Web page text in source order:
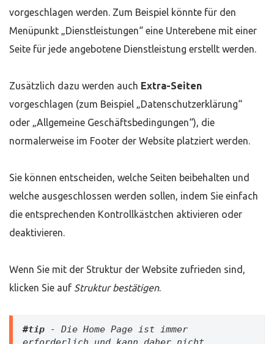
vorgeschlagen werden. Zum Beispiel könnte für den
Menüpunkt „Dienstleistungen“ eine Unterebene mit einer
Seite für jede angebotene Dienstleistung erstellt werden.
Zusätzlich dazu werden auch Extra-Seiten
vorgeschlagen (zum Beispiel „Datenschutzerklärung“
oder „Allgemeine Geschäftsbedingungen“), die
normalerweise im Footer der Website platziert werden.
Sie können entscheiden, welche Seiten beibehalten und
welche ausgeschlossen werden sollen, indem Sie einfach
die entsprechenden Kontrollkästchen aktivieren oder
deaktivieren.
Wenn Sie mit der Struktur der Website zufrieden sind,
klicken Sie auf Struktur bestätigen.
#tip
- Die Home Page ist immer